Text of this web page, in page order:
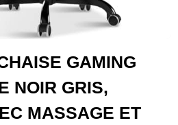
GAMING
NOIR GRIS,
MASSAGE ET